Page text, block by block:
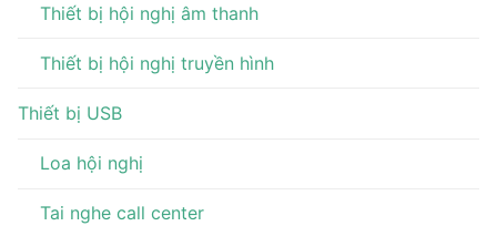
Thiết bị hội nghị âm thanh
Thiết bị hội nghị truyền hình
Thiết bị USB
Loa hội nghị
Tai nghe call center